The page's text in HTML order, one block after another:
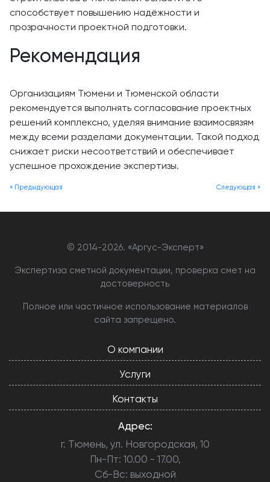
способствует повышению надёжности и
прозрачности проектной подготовки.
Рекомендация
Организациям Тюмени и Тюменской области
рекомендуется выполнять согласование проектных
решений комплексно, уделяя внимание взаимосвязям
между всеми разделами документации. Такой подход
снижает риски несоответствий и обеспечивает
успешное прохождение экспертизы.
Следующая »
« Предыдующая
© 2014-2026. «Аргус-Эксперт»
Экспертиза сметной документации, проверка смет на
достоверность
Полное или частичное использование материалов
сайта запрещено.
О компании
Услуги
Контакты
Адрес:
г. Тюмень, ул. Новгородская, 10
Пн-Пт: 10.00 - 17.00,
Сб-Вс: выходной